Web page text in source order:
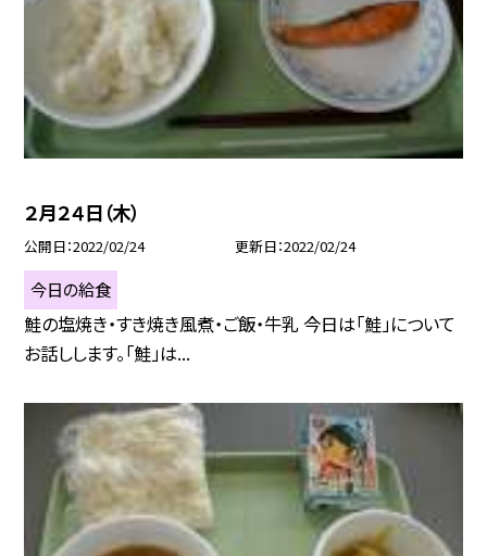
２月２４日（木）
公開日 2022/02/24 更新日 2022/02/24
今日の給食
鮭の塩焼き・すき焼き風煮・ご飯・牛乳 今日は「鮭」について
お話しします。「鮭」は...